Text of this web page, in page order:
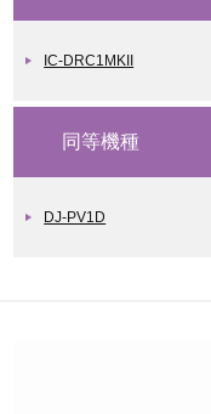
IC-DRC1MKII
同等機種
DJ-PV1D